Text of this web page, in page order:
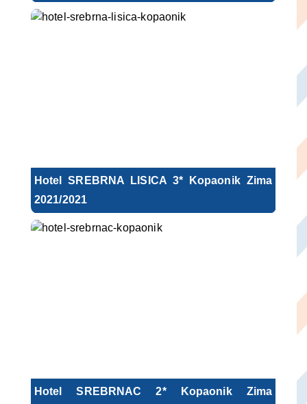
Hotel SREBRNA LISICA 3* Kopaonik Zima
2021/2021
Hotel SREBRNAC 2* Kopaonik Zima